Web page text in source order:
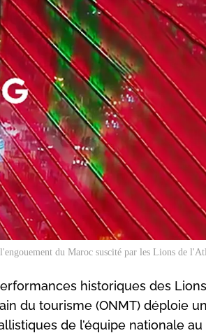
du Maroc suscité par les Lions de
historiques des
du tourisme (ONMT) déploie
de l’équipe nationale au